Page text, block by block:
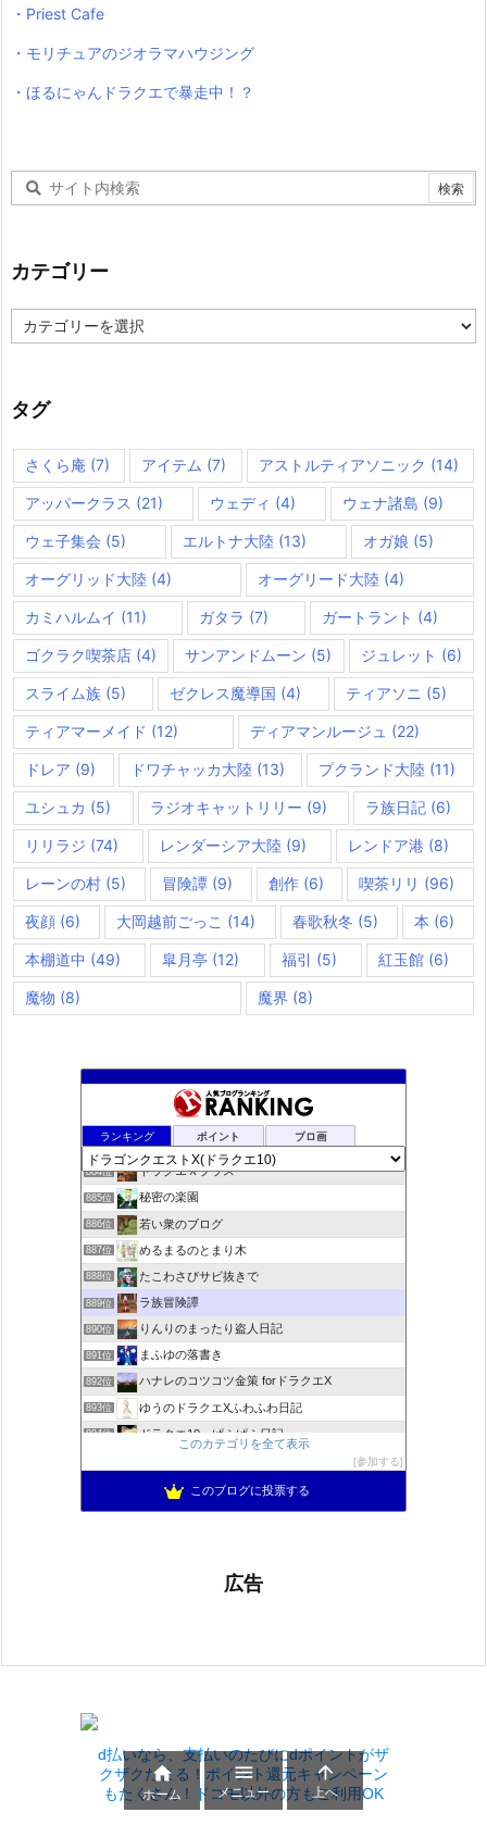
・Priest Cafe
・モリチュアのジオラマハウジング
・ほるにゃんドラクエで暴走中！？
カテゴリー
テ
ー
タグ
さくら庵 (7) アイテム (7) アストルティアソニック (14)
アッパークラス (21) ウェディ (4) ウェナ諸島 (9)
ウェ子集会 (5) エルトナ大陸 (13) オガ娘 (5)
オーグリッド大陸 (4) オーグリード大陸 (4)
カミハルムイ (11) ガタラ (7) ガートラント (4)
ゴクラク喫茶店 (4) サンアンドムーン (5) ジュレット (6)
スライム族 (5) ゼクレス魔導国 (4) ティアソニ (5)
ティアマーメイド (12) ディアマンルージュ (22)
ドレア (9) ドワチャッカ大陸(13) プクランド大陸 (11)
ユシュカ (5) ラジオキャットリリー (9) ラ族日記 (6)
リリラジ (74) レンダーシア大陸 (9) レンドア港 (8)
レーンの村 (5) 冒険譚(9) 創作(6) 喫茶リリ (96)
夜顔 (6) 大岡越前ごっこ (14) 春歌秋冬 (5) 本 (6)
本棚道中 (49) 皐月亭 (12) 福引 (5) 紅玉館(6)
魔物 (8) 魔界 (8)
ランキング ポイント ブロ画
夢路電信草紙
883位 ドラクエ10ぱふぱふの向こう側
884位 ドラクエＸプラス
885位 秘密の楽園
886位 若い衆のブログ
887位 めるまるのとまり木
888位 たこわさびサビ抜きで
889位 ラ族冒険譚
890位 りんりのまったり盗人日記
891位 まふゆの落書き
892位 ハナレのコツコツ金策 forドラクエX
893位 ゆうのドラクエXふわふわ日記
894位 ドラクエ10 ぱふぱふ日記
もきゅブロ
このカテゴリを全て表示
参加する
このブログに投票する
広告
d払いなら、支払いのたびにdポイントがザ
クザクたまる！ポイント還元キャンペーン
もたくさん！ドコモ以外の方もご利用OK

ホーム

メニュー

上へ